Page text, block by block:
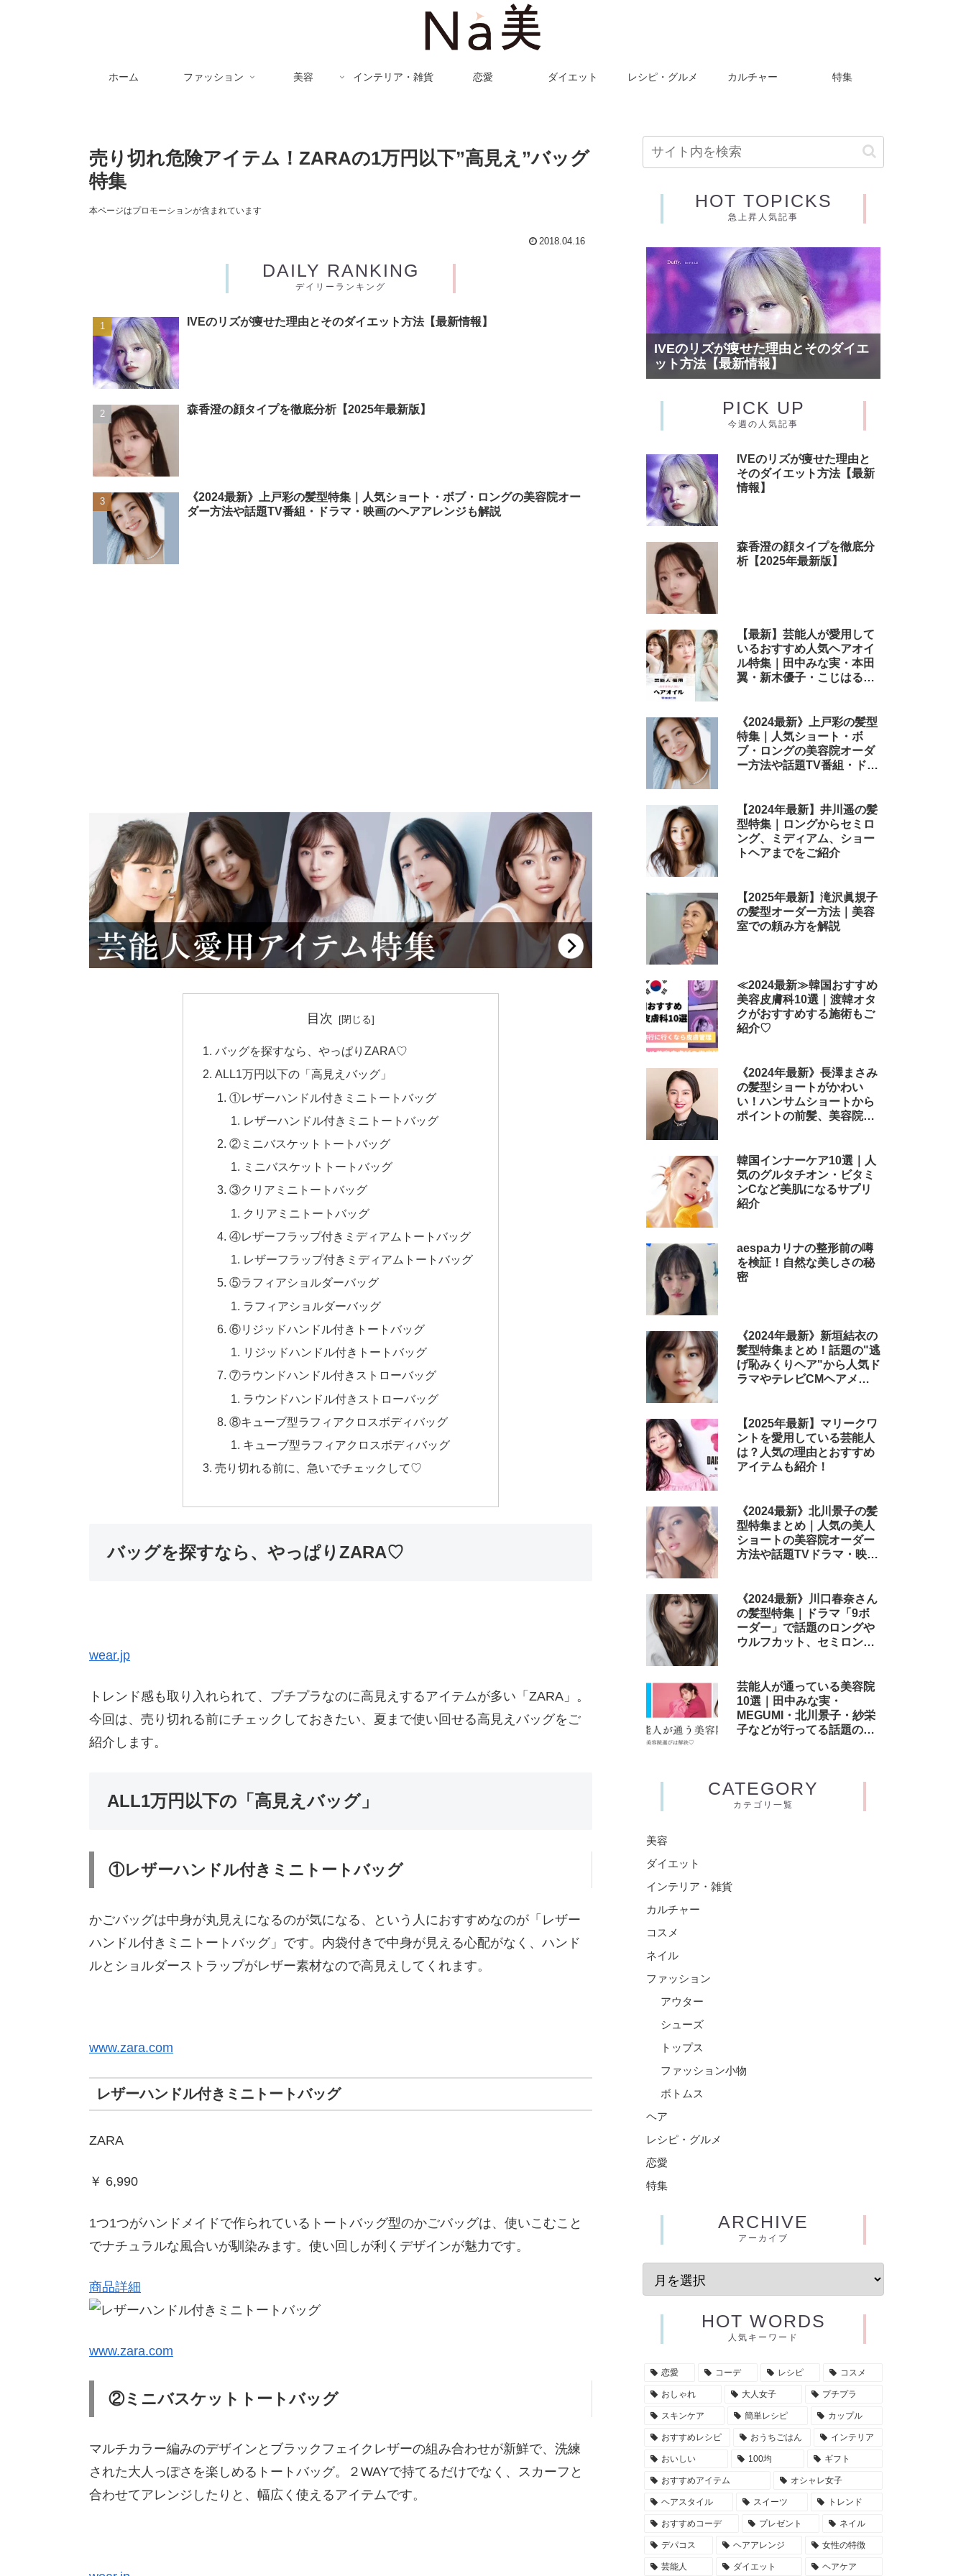
ホーム ファッション 美容 インテリア・雑貨 恋愛 ダイエット レシピ・グルメ カルチャー 特集
売り切れ危険アイテム！ZARAの1万円以下”高見え”バッグ
特集
本ページはプロモーションが含まれています
2018.04.16
DAILY RANKING
デイリーランキング
IVEのリズが痩せた理由とそのダイエット方法【最新情報】
森香澄の顔タイプを徹底分析【2025年最新版】
《2024最新》上戸彩の髪型特集｜人気ショート・ボブ・ロングの美容院オー
ダー方法や話題TV番組・ドラマ・映画のヘアアレンジも解説
目次
バッグを探すなら、やっぱりZARA♡
ALL1万円以下の「高見えバッグ」
①レザーハンドル付きミニトートバッグ
レザーハンドル付きミニトートバッグ
②ミニバスケットトートバッグ
ミニバスケットトートバッグ
③クリアミニトートバッグ
クリアミニトートバッグ
④レザーフラップ付きミディアムトートバッグ
レザーフラップ付きミディアムトートバッグ
⑤ラフィアショルダーバッグ
ラフィアショルダーバッグ
⑥リジッドハンドル付きトートバッグ
リジッドハンドル付きトートバッグ
⑦ラウンドハンドル付きストローバッグ
ラウンドハンドル付きストローバッグ
⑧キューブ型ラフィアクロスボディバッグ
キューブ型ラフィアクロスボディバッグ
売り切れる前に、急いでチェックして♡
バッグを探すなら、やっぱりZARA♡
wear.jp
トレンド感も取り入れられて、プチプラなのに高見えするアイテムが多い「ZARA」。
今回は、売り切れる前にチェックしておきたい、夏まで使い回せる高見えバッグをご
紹介します。
ALL1万円以下の「高見えバッグ」
①レザーハンドル付きミニトートバッグ
かごバッグは中身が丸見えになるのが気になる、という人におすすめなのが「レザー
ハンドル付きミニトートバッグ」です。内袋付きで中身が見える心配がなく、ハンド
ルとショルダーストラップがレザー素材なので高見えしてくれます。
www.zara.com
レザーハンドル付きミニトートバッグ
ZARA
￥ 6,990
1つ1つがハンドメイドで作られているトートバッグ型のかごバッグは、使いこむこと
でナチュラルな風合いが馴染みます。使い回しが利くデザインが魅力です。
商品詳細
www.zara.com
②ミニバスケットトートバッグ
マルチカラー編みのデザインとブラックフェイクレザーの組み合わせが新鮮で、洗練
された大人っぽさを楽しめるトートバッグ。２WAYで持てるだけでなく、スカーフと
合わせてアレンジしたりと、幅広く使えるアイテムです。
HOT TOPICKS
急上昇人気記事
IVEのリズが痩せた理由とそのダイエ
ット方法【最新情報】
PICK UP
今週の人気記事
IVEのリズが痩せた理由と
そのダイエット方法【最新
情報】
森香澄の顔タイプを徹底分
析【2025年最新版】
【最新】芸能人が愛用して
いるおすすめ人気ヘアオイ
ル特集｜田中みな実・本田
翼・新木優子・こじはる・
テムまとめ
《2024最新》上戸彩の髪型
特集｜人気ショート・ボ
ブ・ロングの美容院オーダ
ー方法や話題TV番組・ドラ
【2024年最新】井川遥の髪
型特集｜ロングからセミロ
ング、ミディアム、ショー
トヘアまでをご紹介
【2025年最新】滝沢眞規子
の髪型オーダー方法｜美容
室での頼み方を解説
≪2024最新≫韓国おすすめ
美容皮膚科10選｜渡韓オタ
クがおすすめする施術もご
紹介♡
《2024年最新》長澤まさみ
の髪型ショートがかわい
い！ハンサムショートから
ポイントの前髪、美容院で
韓国インナーケア10選｜人
気のグルタチオン・ビタミ
ンCなど美肌になるサプリ
紹介
aespaカリナの整形前の噂
を検証！自然な美しさの秘
密
《2024年最新》新垣結衣の
髪型特集まとめ！話題の"逃
げ恥みくりヘア"から人気ド
ラマやテレビCMヘアメイ
【2025年最新】マリークワ
ントを愛用している芸能人
は？人気の理由とおすすめ
アイテムも紹介！
《2024最新》北川景子の髪
型特集まとめ｜人気の美人
ショートの美容院オーダー
方法や話題TVドラマ・映画
《2024最新》川口春奈さん
の髪型特集｜ドラマ「9ボ
ーダー」で話題のロングや
ウルフカット、セミロング
芸能人が通っている美容院
10選｜田中みな実・
MEGUMI・北川景子・紗栄
子などが行ってる話題のサ
CATEGORY
カテゴリ一覧
美容
ダイエット
インテリア・雑貨
カルチャー
コスメ
ネイル
ファッション
アウター
シューズ
トップス
ファッション小物
ボトムス
ヘア
レシピ・グルメ
恋愛
特集
ARCHIVE
アーカイブ
HOT WORDS
人気キーワード
恋愛 コーデ レシピ コスメ
おしゃれ 大人女子 プチプラ
スキンケア 簡単レシピ カップル
おすすめレシピ おうちごはん インテリア
おいしい 100均 ギフト
おすすめアイテム オシャレ女子
ヘアスタイル スイーツ トレンド
おすすめコーデ プレゼント ネイル
デパコス ヘアアレンジ 女性の特徴
芸能人 ダイエット ヘアケア